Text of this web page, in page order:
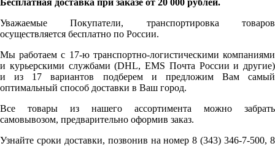
Бесплатная доставка при заказе от 20 000 рублей.
Уважаемые Покупатели, транспортировка товаров
осуществляется бесплатно по России.
Мы работаем с 17-ю транспортно-логистическими компаниями
и курьерскими службами (DHL, EMS Почта России и другие)
и из 17 вариантов подберем и предложим Вам самый
оптимальный способ доставки в Ваш город.
Все товары из нашего ассортимента можно забрать
самовывозом, предварительно оформив заказ.
Узнайте сроки доставки, позвонив на номер 8 (343) 346-7-500, 8